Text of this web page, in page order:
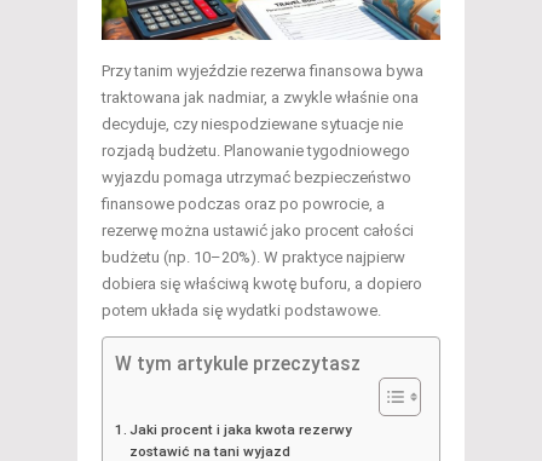
Przy tanim wyjeździe rezerwa finansowa bywa
traktowana jak nadmiar, a zwykle właśnie ona
decyduje, czy niespodziewane sytuacje nie
rozjadą budżetu. Planowanie tygodniowego
wyjazdu pomaga utrzymać bezpieczeństwo
finansowe podczas oraz po powrocie, a
rezerwę można ustawić jako procent całości
budżetu (np. 10–20%). W praktyce najpierw
dobiera się właściwą kwotę buforu, a dopiero
potem układa się wydatki podstawowe.
W tym artykule przeczytasz
Jaki procent i jaka kwota rezerwy
zostawić na tani wyjazd